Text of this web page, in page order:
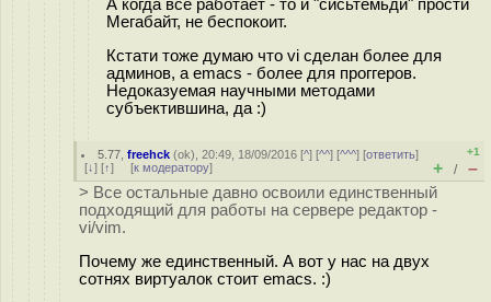
А когда всё работает - то и "сисьтемьди" прости
Мегабайт, не беспокоит.
Кстати тоже думаю что vi сделан более для
админов, а emacs - более для проггеров.
Недоказуемая научными методами
субъектившина, да :)
5.77 ,freehck (ok), 20:49, 18/09/2016 [^] [^^] [^^^] [ответить]
[↓] [↑] [к модератору]
+1
+ / –
> Все остальные давно освоили единственный
подходящий для работы на сервере редактор -
vi/vim.
Почему же единственный. А вот у нас на двух
сотнях виртуалок стоит emacs. :)